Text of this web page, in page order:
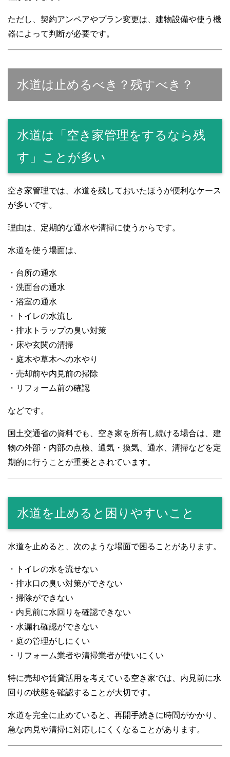
ただし、契約アンペアやプラン変更は、建物設備や使う機
器によって判断が必要です。
水道は止めるべき？残すべき？
水道は「空き家管理をするなら残
す」ことが多い
空き家管理では、水道を残しておいたほうが便利なケース
が多いです。
理由は、定期的な通水や清掃に使うからです。
水道を使う場面は、
・台所の通水
・洗面台の通水
・浴室の通水
・トイレの水流し
・排水トラップの臭い対策
・床や玄関の清掃
・庭木や草木への水やり
・売却前や内見前の掃除
・リフォーム前の確認
などです。
国土交通省の資料でも、空き家を所有し続ける場合は、建
物の外部・内部の点検、通気・換気、通水、清掃などを定
期的に行うことが重要とされています。
水道を止めると困りやすいこと
水道を止めると、次のような場面で困ることがあります。
・トイレの水を流せない
・排水口の臭い対策ができない
・掃除ができない
・内見前に水回りを確認できない
・水漏れ確認ができない
・庭の管理がしにくい
・リフォーム業者や清掃業者が使いにくい
特に売却や賃貸活用を考えている空き家では、内見前に水
回りの状態を確認することが大切です。
水道を完全に止めていると、再開手続きに時間がかかり、
急な内見や清掃に対応しにくくなることがあります。